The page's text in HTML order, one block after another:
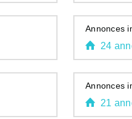
Annonces
24
Annonces
21